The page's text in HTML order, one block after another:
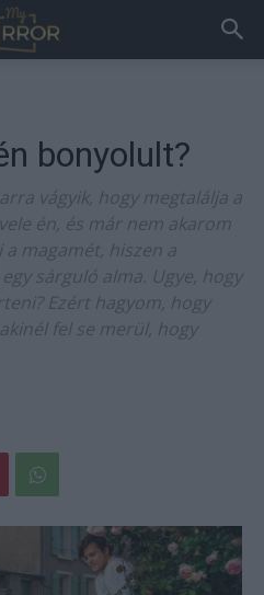
bonyolult?
vágyik, hogy megtalálja a
én, és már nem akarom
magamét, hiszen a
sárguló alma. Ugye, hogy
Ezért hagyom, hogy
fel se merül, hogy